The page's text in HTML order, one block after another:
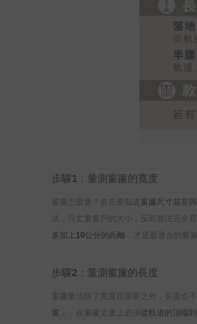
步驟1：量測窗簾的寬度
窗簾怎麼量？首先要知道 窗簾尺寸並非
法，只丈量窗戶的大小，反而無法完全
多加上10公分的距離 ，才是最適合的窗
步驟2：量測窗簾的長度
窗簾量法除了寬度很重要之外，長度也
窗」
，在窗簾丈量上必須從軌道的頂端